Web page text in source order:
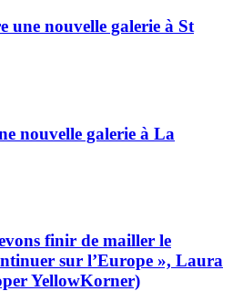
une nouvelle galerie à St
nouvelle galerie à La
finir de mailler le
sur l’Europe », Laura
YellowKorner)